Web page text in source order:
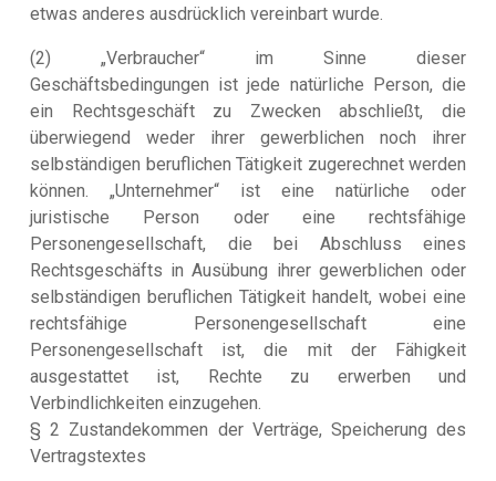
etwas anderes ausdrücklich vereinbart wurde.
(2) „Verbraucher“ im Sinne dieser
Geschäftsbedingungen ist jede natürliche Person, die
ein Rechtsgeschäft zu Zwecken abschließt, die
überwiegend weder ihrer gewerblichen noch ihrer
selbständigen beruflichen Tätigkeit zugerechnet werden
können. „Unternehmer“ ist eine natürliche oder
juristische Person oder eine rechtsfähige
Personengesellschaft, die bei Abschluss eines
Rechtsgeschäfts in Ausübung ihrer gewerblichen oder
selbständigen beruflichen Tätigkeit handelt, wobei eine
rechtsfähige Personengesellschaft eine
Personengesellschaft ist, die mit der Fähigkeit
ausgestattet ist, Rechte zu erwerben und
Verbindlichkeiten einzugehen.
§ 2 Zustandekommen der Verträge, Speicherung des
Vertragstextes